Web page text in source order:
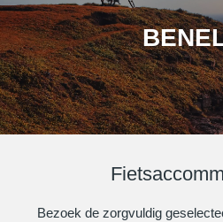
Bezoek de zorgvuldig